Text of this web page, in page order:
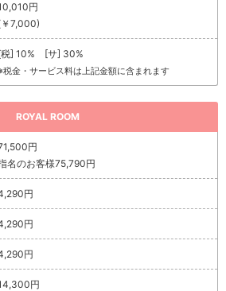
円
7,000)
] 10% [サ] 30%
税金・サービス料は上記金額に含まれます
ROYAL ROOM
円
名のお客様75,790円
円
円
円
円